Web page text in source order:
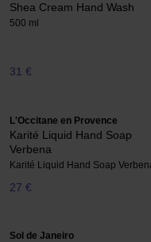
Shea Cream Hand Wash
500 ml
31 €
L'Occitane en Provence
Karité Liquid Hand Soap
Verbena
Karité Liquid Hand Soap
27 €
Sol de Janeiro